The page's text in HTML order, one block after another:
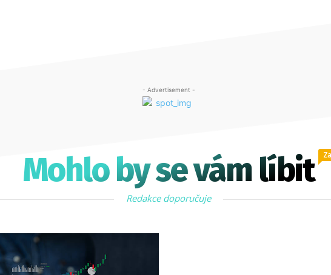
- Advertisement -
Mohlo by se vám líbit
Redakce doporučuje